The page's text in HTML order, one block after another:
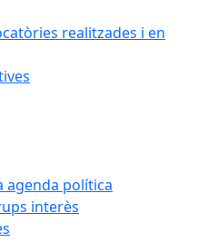
realitzades i en
agenda política
interès